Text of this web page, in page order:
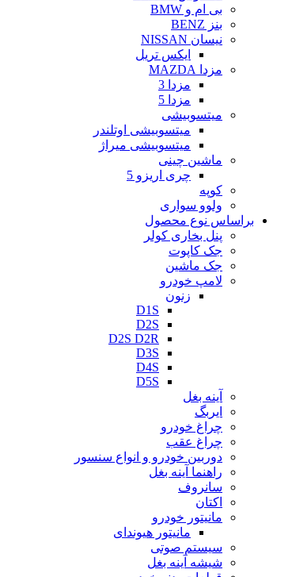
بی ام و BMW
بنز BENZ
نیسان NISSAN
ایکس تریل
مزدا MAZDA
مزدا 3
مزدا 5
میتسوبیشی
میتسوبیشی اوتلندر
میتسوبیشی میراژ
ماشین چینی
چری اریزو 5
کوپه
ولوو سواری
براساس نوع محصول
پنل بخاری کولر
جک کاپوت
جک ماشین
لامپ خودرو
زنون
D1S
D2S
D2S D2R
D3S
D4S
D5S
آینه بغل
ایربگ
چراغ خودرو
چراغ عقب
دوربین خودرو و انواع سنسور
راهنما آینه بغل
سانروف
اکتان
مانیتور خودرو
مانیتور هیوندای
سیستم صوتی
شیشه آینه بغل